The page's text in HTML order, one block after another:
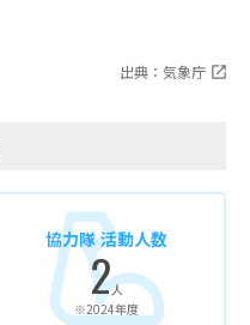
出典：気象庁
協力隊 活動人数
2人
※2024年度